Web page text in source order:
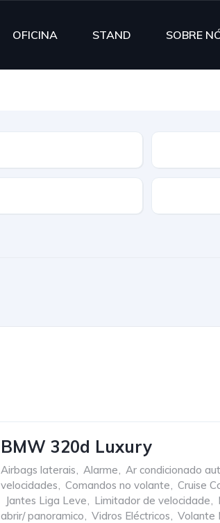
OFICINA STAND SOBRE
BMW 320d Luxury
Airbags laterais, Alarme, Ar condicionado
velocidades, Comandos no volante, Cruise
Jantes Liga Leve, Limitador de velocidade,
abrir/ panoramico, Vidros Eléctricos, Volante